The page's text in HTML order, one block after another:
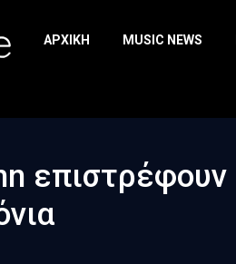
ΑΡΧΙΚΉ MUSIC NEWS